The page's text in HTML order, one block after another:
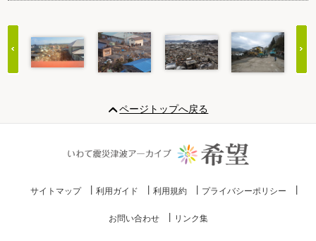
20
ページトップへ戻る
サイトマップ 利用ガイド 利用規約 プライバシーポリシー
お問い合わせ リンク集